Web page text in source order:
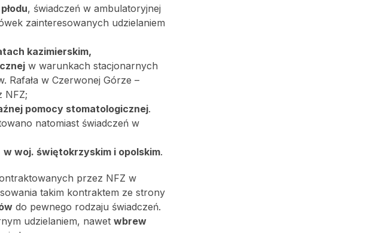
, świadczeń w ambulatoryjnej
zainteresowanych udzielaniem
kazimierskim,
w warunkach stacjonarnych
Rafała w Czerwonej Górze –
NFZ;
pomocy stomatologicznej.
natomiast świadczeń w
w woj. świętokrzyskim i opolskim.
przez NFZ w
takim kontraktem ze strony
do pewnego rodzaju świadczeń.
udzielaniem, nawet wbrew